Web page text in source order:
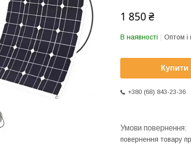
1 850 ₴
В наявності Оптом і
Купити
+380 (68) 843-23-36
повернення товару